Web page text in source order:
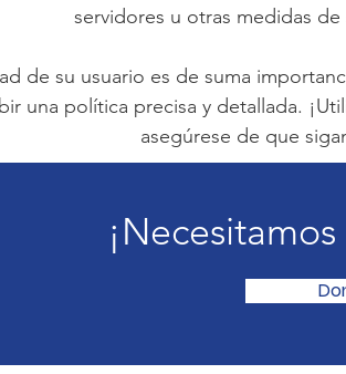
servidores u otras medidas
de su usuario es de suma
una política precisa y detallada.
asegúrese de que